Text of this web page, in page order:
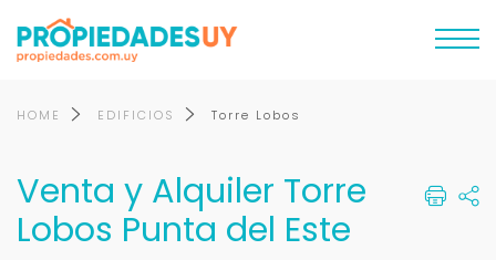
HOME EDIFICIOS Torre Lobos
Venta y Alquiler Torre
Lobos Punta del Este